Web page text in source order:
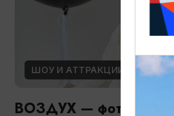
ШОУ И АТТРАКЦИИ
ВОЗДУХ — фотостудия